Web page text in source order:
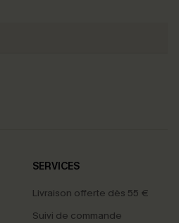
SERVICES
Livraison offerte dès 55 €
Suivi de commande